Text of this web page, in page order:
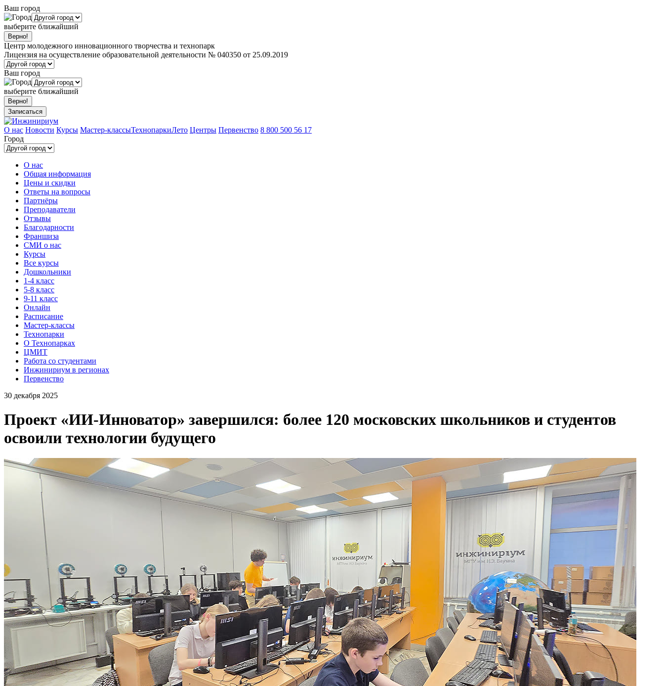
Ваш город
выберите ближайший
Центр молодежного инновационного творчества и технопарк
Лицензия на осуществление образовательной деятельности № 040350 от 25.09.2019
Ваш город
выберите ближайший
Записаться
О нас Новости Курсы Мастер-классыТехнопаркиЛето Центры Первенство 8 800 500 56 17
Город
О нас
Общая информация
Цены и скидки
Ответы на вопросы
Партнёры
Преподаватели
Отзывы
Благодарности
Франшиза
СМИ о нас
Курсы
Все курсы
Дошкольники
1-4 класс
5-8 класс
9-11 класс
Онлайн
Расписание
Мастер-классы
Технопарки
О Технопарках
ЦМИТ
Работа со студентами
Инжинириум в регионах
Первенство
30 декабря 2025
Проект «ИИ-Инноватор» завершился: более 120 московских школьников и студентов
освоили технологии будущего